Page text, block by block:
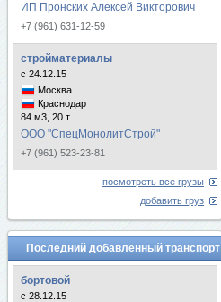
ИП Пронских Алексей Викторович
+7 (961) 631-12-59
стройматериалы
с 24.12.15
Москва
Краснодар
84 м3, 20 т
ООО "СпецМонолитСтрой"
+7 (961) 523-23-81
посмотреть все грузы
добавить груз
Последний добавленный транспорт
бортовой
с 28.12.15